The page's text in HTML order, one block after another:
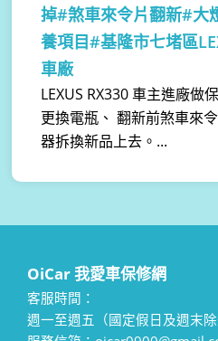
掉#煞車來令片翻新#大
養項目#基隆市七堵區
車廠
LEXUS RX330 車主進廠做
更換電瓶、 翻新前煞車來
器拆換新品上去。...
OiCar 我愛車保修網
客服時間：
週一至週五（國定假日及週末